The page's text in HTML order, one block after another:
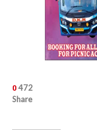
0 472
Share